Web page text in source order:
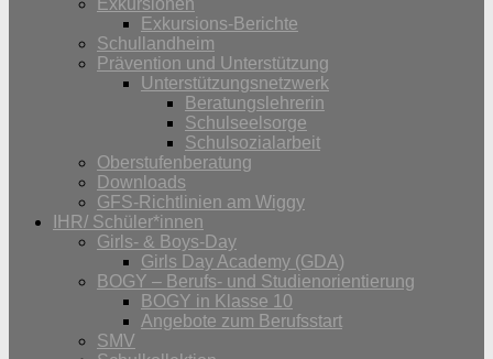
Exkursionen
Exkursions-Berichte
Schullandheim
Prävention und Unterstützung
Unterstützungsnetzwerk
Beratungslehrerin
Schulseelsorge
Schulsozialarbeit
Oberstufenberatung
Downloads
GFS-Richtlinien am Wiggy
IHR/ Schüler*innen
Girls- & Boys-Day
Girls Day Academy (GDA)
BOGY – Berufs- und Studienorientierung
BOGY in Klasse 10
Angebote zum Berufsstart
SMV